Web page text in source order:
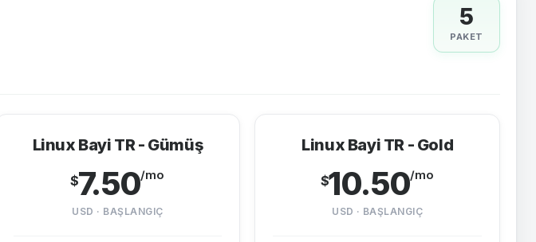
5
PAKET
Linux Bayi TR - Gümüş
$7.50/mo
USD · BAŞLANGIÇ
Linux Bayi TR - Gold
$10.50/mo
USD · BAŞLANGIÇ